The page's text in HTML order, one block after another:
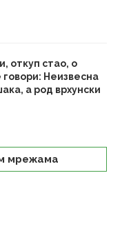
откуп стао, о
Неизвесна
а род врхунски
мрежама